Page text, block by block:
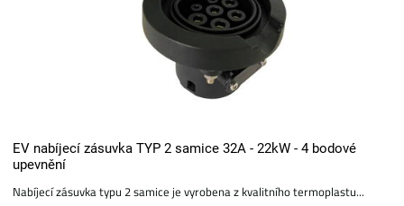
EV nabíjecí zásuvka TYP 2 samice 32A - 22kW - 4 bodové
upevnění
Nabíjecí zásuvka typu 2 samice je vyrobena z kvalitního termoplastu...